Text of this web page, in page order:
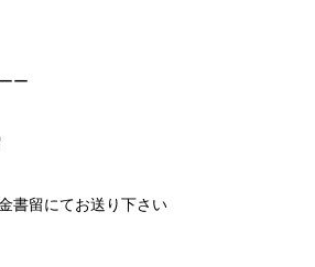
ー
書留にてお送り下さい